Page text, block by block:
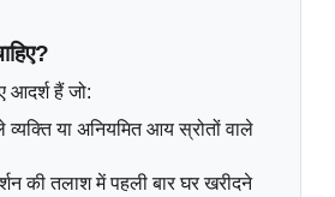
आदर्श हैं जो:
व्यक्ति या अनियमित आय स्रोतों वाले
की तलाश में पहली बार घर खरीदने